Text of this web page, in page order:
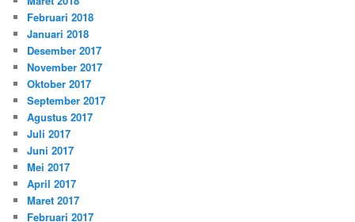
Februari 2018
Januari 2018
Desember 2017
November 2017
Oktober 2017
September 2017
Agustus 2017
Juli 2017
Juni 2017
Mei 2017
April 2017
Maret 2017
Februari 2017